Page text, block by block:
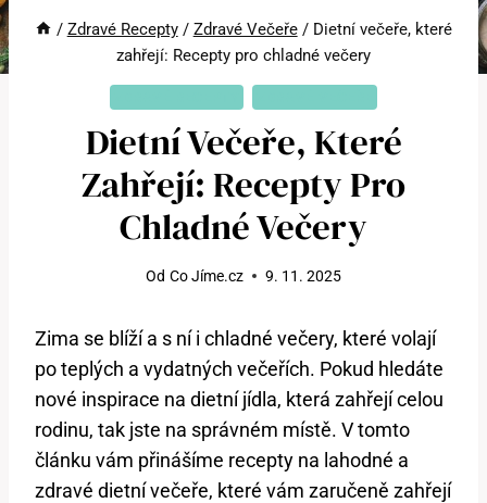
/ Zdravé Recepty / Zdravé Večeře / Dietní večeře, které
zahřejí: Recepty pro chladné večery
Dietní Večeře, Které
Zahřejí: Recepty Pro
Chladné Večery
Od Co Jíme.cz 9. 11. 2025
Zima se blíží a s ní i chladné večery, které volají
po teplých a vydatných večeřích. Pokud hledáte
nové inspirace na dietní jídla, která zahřejí celou
rodinu, tak jste na správném místě. V tomto
článku vám přinášíme recepty na lahodné a
zdravé dietní večeře, které vám zaručeně zahřejí